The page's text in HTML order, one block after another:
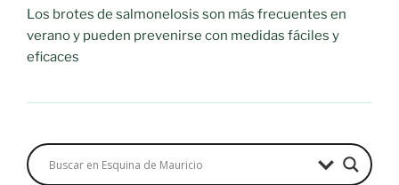
Los brotes de salmonelosis son más frecuentes en
verano y pueden prevenirse con medidas fáciles y
eficaces